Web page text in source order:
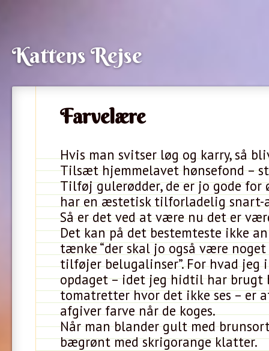
Kattens Rejse
Farvelære
Hvis man svitser løg og karry, så
Tilsæt hjemmelavet hønsefond –
Tilføj gulerødder, de er jo gode for
har en æstetisk tilforladelig snart-
Så er det ved at være nu det er
Det kan på det bestemteste ikke
tænke “der skal jo også være
tilføjer belugalinser”. For hvad jeg
opdaget – idet jeg hidtil har brugt
tomatretter hvor det ikke ses – er
afgiver farve når de koges.
Når man blander gult med
bægrønt med skrigorange klatter.